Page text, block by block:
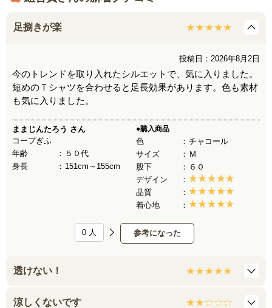
足捌きが楽
投稿日：2026年8月2日
今のトレンドを取り入れたシルエットで、気に入りました。
短めのＴシャツを合わせると足長効果があります。色も素材
も気に入りました。
ままじんたろう さん
コープぎふ
年齢
５０代
身長
151cm～155cm
●購入商品
色
チャコール
サイズ
Ｍ
股下
６０
デザイン
品質
着心地
参考になった
0 人
透けない！
涼しくないです